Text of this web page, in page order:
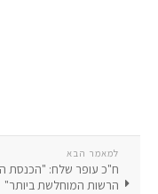
למאמר הבא
ח"כ עופר שלח: "הכנסת
הרשות המוחלשת ביותר"